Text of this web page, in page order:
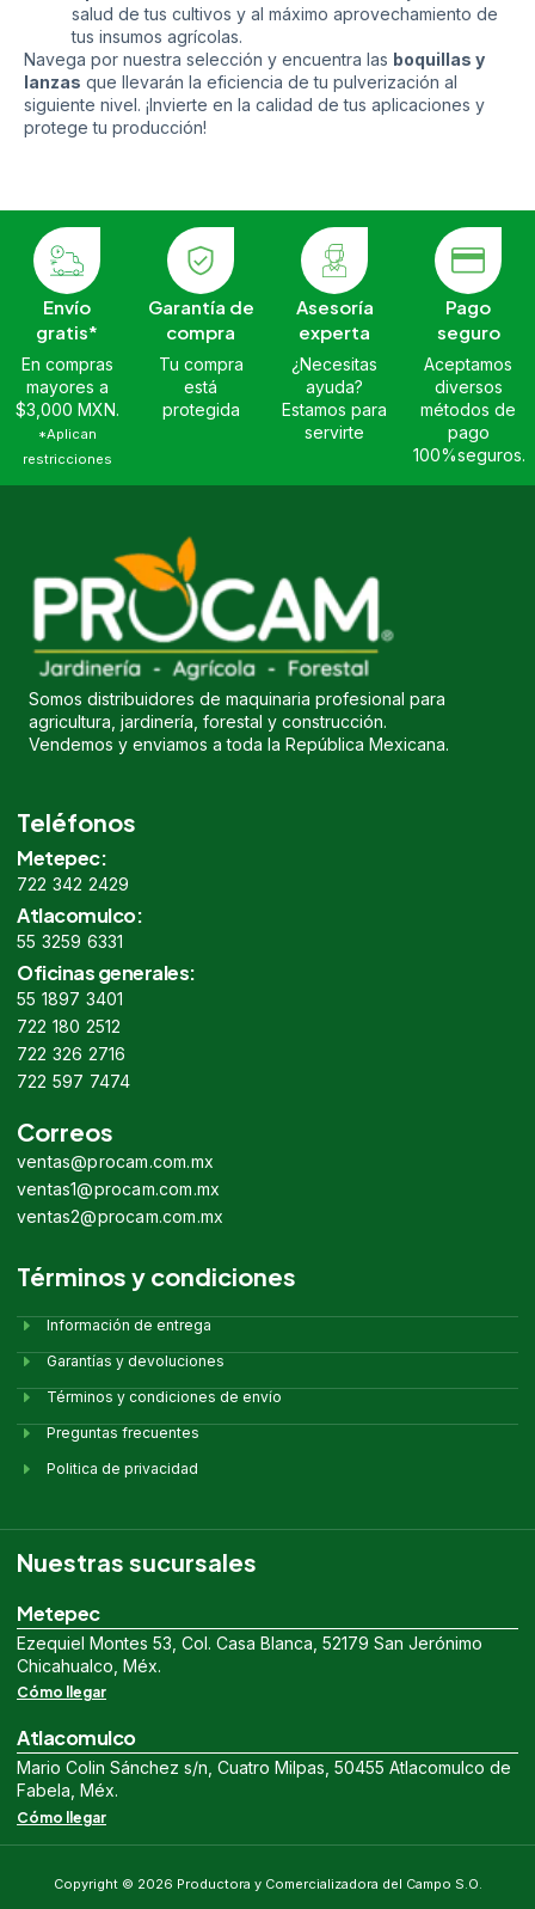
salud de tus cultivos y al máximo aprovechamiento de
tus insumos agrícolas.
Navega por nuestra selección y encuentra las boquillas y
lanzas que llevarán la eficiencia de tu pulverización al
siguiente nivel. ¡Invierte en la calidad de tus aplicaciones y
protege tu producción!
Envío
gratis*
En compras
mayores a
$3,000 MXN.
*Aplican
restricciones
Garantía de
compra
Tu compra
está
protegida
Asesoría
experta
¿Necesitas
ayuda?
Estamos para
servirte
Pago
seguro
Aceptamos
diversos
métodos de
pago
100%seguros.
Somos distribuidores de maquinaria profesional para
agricultura, jardinería, forestal y construcción.
Vendemos y enviamos a toda la República Mexicana.
Teléfonos
Metepec:
722 342 2429
Atlacomulco:
55 3259 6331
Oficinas generales:
55 1897 3401
722 180 2512
722 326 2716
722 597 7474
Correos
ventas@procam.com.mx
ventas1@procam.com.mx
ventas2@procam.com.mx
Términos y condiciones
Información de entrega
Garantías y devoluciones
Términos y condiciones de envío
Preguntas frecuentes
Politica de privacidad
Nuestras sucursales
Metepec
Ezequiel Montes 53, Col. Casa Blanca, 52179 San Jerónimo
Chicahualco, Méx.
Cómo llegar
Atlacomulco
Mario Colin Sánchez s/n, Cuatro Milpas, 50455 Atlacomulco de
Fabela, Méx.
Cómo llegar
Copyright © 2026 Productora y Comercializadora del Campo S.O.